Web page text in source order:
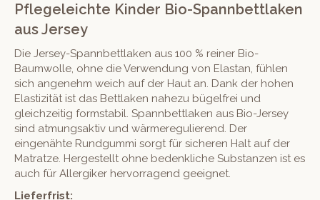
Pflegeleichte Kinder Bio-Spannbettlaken
aus Jersey
Die Jersey-Spannbettlaken aus 100 % reiner Bio-
Baumwolle, ohne die Verwendung von Elastan, fühlen
sich angenehm weich auf der Haut an. Dank der hohen
Elastizität ist das Bettlaken nahezu bügelfrei und
gleichzeitig formstabil. Spannbettlaken aus Bio-Jersey
sind atmungsaktiv und wärmeregulierend. Der
eingenähte Rundgummi sorgt für sicheren Halt auf der
Matratze. Hergestellt ohne bedenkliche Substanzen ist es
auch für Allergiker hervorragend geeignet.
Lieferfrist: